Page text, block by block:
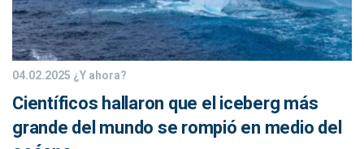
04.02.2025 ¿Y ahora?
Científicos hallaron que el iceberg más
grande del mundo se rompió en medio del